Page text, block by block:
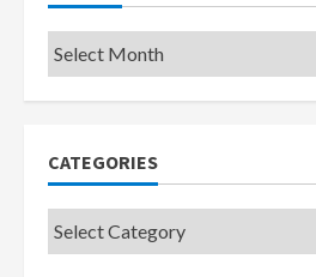
Pemkot
CATEGORIES
Categories